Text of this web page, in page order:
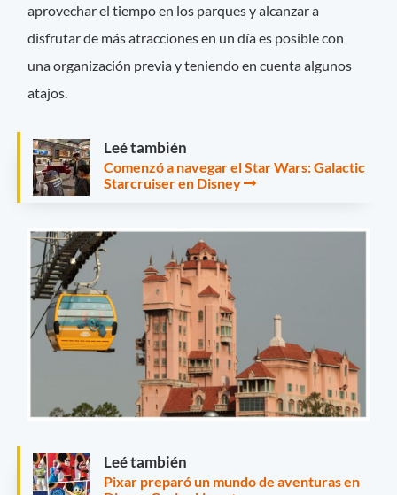
aprovechar el tiempo en los parques y alcanzar a
disfrutar de más atracciones en un día es posible con
una organización previa y teniendo en cuenta algunos
atajos.
Leé también
Comenzó a navegar el Star Wars: Galactic
Starcruiser en Disney
Leé también
Pixar preparó un mundo de aventuras en